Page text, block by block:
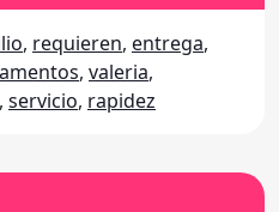
, requieren, entrega,
, valeria,
, servicio, rapidez